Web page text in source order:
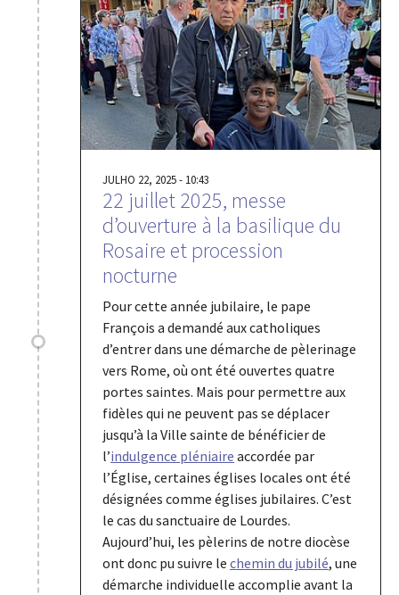
JULHO 22, 2025 - 10:43
22 juillet 2025, messe
d’ouverture à la basilique du
Rosaire et procession
nocturne
Pour cette année jubilaire, le pape
François a demandé aux catholiques
d’entrer dans une démarche de pèlerinage
vers Rome, où ont été ouvertes quatre
portes saintes. Mais pour permettre aux
fidèles qui ne peuvent pas se déplacer
jusqu’à la Ville sainte de bénéficier de
l’indulgence pléniaire accordée par
l’Église, certaines églises locales ont été
désignées comme églises jubilaires. C’est
le cas du sanctuaire de Lourdes.
Aujourd’hui, les pèlerins de notre diocèse
ont donc pu suivre le chemin du jubilé, une
démarche individuelle accomplie avant la